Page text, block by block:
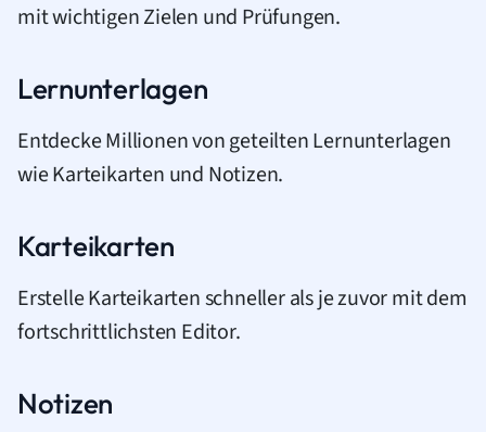
mit wichtigen Zielen und Prüfungen.
Lernunterlagen
Entdecke Millionen von geteilten Lernunterlagen
wie Karteikarten und Notizen.
Karteikarten
Erstelle Karteikarten schneller als je zuvor mit dem
fortschrittlichsten Editor.
Notizen